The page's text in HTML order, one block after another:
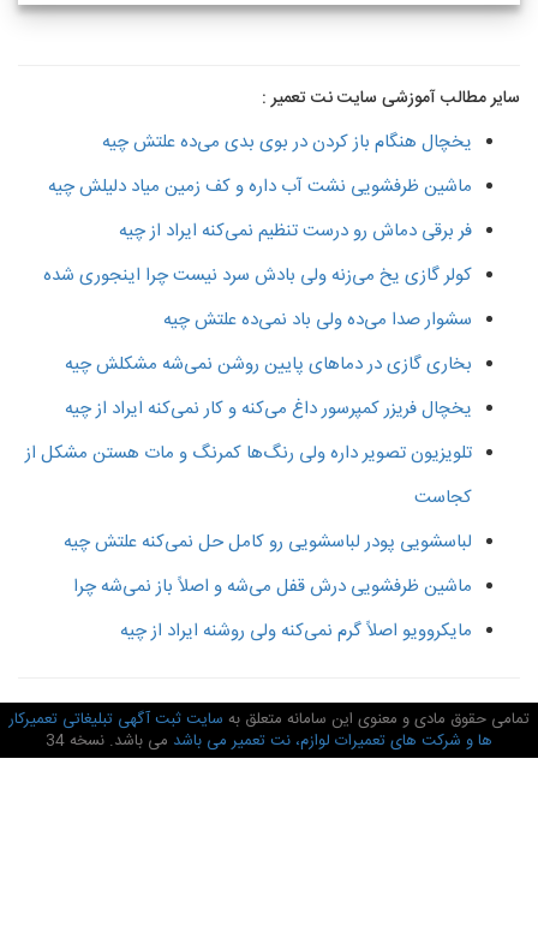
سایر مطالب آموزشی سایت نت تعمیر :
یخچال هنگام باز کردن در بوی بدی می‌ده علتش چیه
ماشین ظرفشویی نشت آب داره و کف زمین میاد دلیلش چیه
فر برقی دماش رو درست تنظیم نمی‌کنه ایراد از چیه
کولر گازی یخ می‌زنه ولی بادش سرد نیست چرا اینجوری شده
سشوار صدا می‌ده ولی باد نمی‌ده علتش چیه
بخاری گازی در دماهای پایین روشن نمی‌شه مشکلش چیه
یخچال فریزر کمپرسور داغ می‌کنه و کار نمی‌کنه ایراد از چیه
تلویزیون تصویر داره ولی رنگ‌ها کمرنگ و مات هستن مشکل از
کجاست
لباسشویی پودر لباسشویی رو کامل حل نمی‌کنه علتش چیه
ماشین ظرفشویی درش قفل می‌شه و اصلاً باز نمی‌شه چرا
مایکروویو اصلاً گرم نمی‌کنه ولی روشنه ایراد از چیه
حقوق مادی و معنوی این سامانه متعلق به سایت ثبت آگهی تبلیغاتی تعمیرکار
ها و شرکت های تعمیرات لوازم، نت تعمیر می باشدمی باشد. نسخه 34